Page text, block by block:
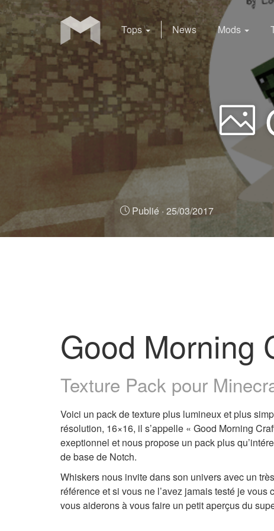
Tops News Mods
Publié · 25/03/2017
Good Morning
Texture Pack pour
Voici un pack de texture plus lumineux et plus
résolution, 16×16, il s’appelle « Good Morning
exeptionnel et nous propose un pack plus
de base de Notch.
Whiskers nous invite dans son univers avec un
référence et si vous ne l’avez jamais testé je
vous aiderons à vous faire un petit aperçus du